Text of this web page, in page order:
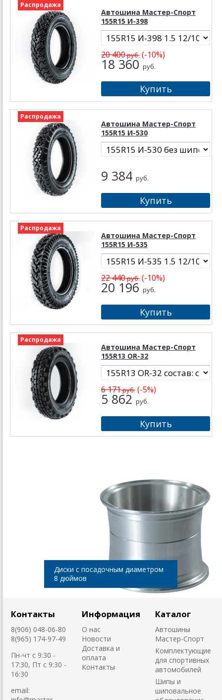
Распродажа
Автошина Мастер-Спорт
155R15 И-398
20 400руб. (-10%)
18 360 руб.
Распродажа
Автошина Мастер-Спорт
155R15 И-530
9 384 руб.
Распродажа
Автошина Мастер-Спорт
155R15 И-535
22 440руб. (-10%)
20 196 руб.
Распродажа
Автошина Мастер-Спорт
155R13 OR-32
6 171руб. (-5%)
5 862 руб.
Диски с посадочным диаметром
Контакты
8(906) 048-06-80
8(965) 174-97-49
Пн-чт с 9:30 -
17:30, Пт с 9:30 -
16:30
email:
Информация
О нас
Новости
Доставка и
оплата
Контакты
Каталог
Автошины
Мастер-Спорт
Комплектующие
для спортивных
автомобилей
Шипы и
шиповальное